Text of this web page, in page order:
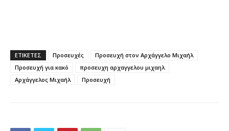
ΕΤΙΚΕΤΕΣ Προσευχές
Προσευχή στον Αρχάγγελο Μιχαήλ
Προσευχή για κακό
προσευχη αρχαγγελου μιχαηλ
Αρχάγγελος Μιχαήλ
Προσευχή